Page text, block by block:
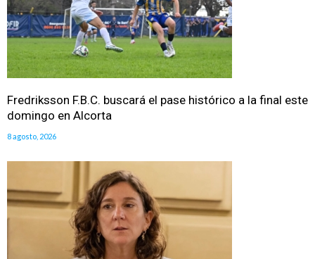
Fredriksson F.B.C. buscará el pase histórico a la final este
domingo en Alcorta
8 agosto, 2026